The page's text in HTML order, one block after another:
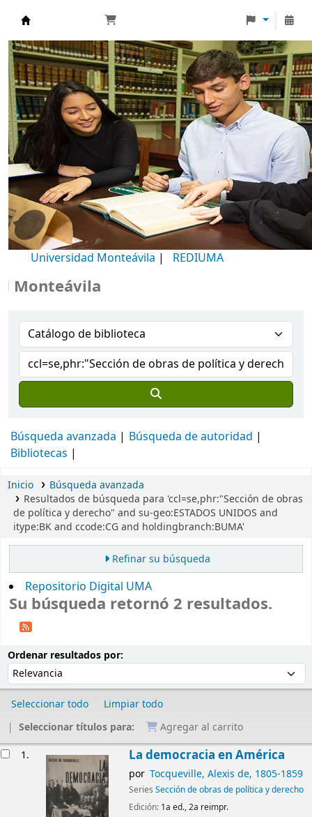
Biblioteca Universidad Monteávila
Universidad Monteávila | REDIUMA
Búsqueda avanzada
Búsqueda de autoridad
Bibliotecas
Inicio
Búsqueda avanzada
Resultados de búsqueda para 'ccl=se,phr:"Sección de obras
de política y derecho" and su-geo:ESTADOS UNIDOS and
itype:BK and ccode:CG and holdingbranch:BUMA'
Refinar su búsqueda
Repositorio Digital UMA
Su búsqueda retornó 2 resultados.
Ordenar resultados por:
Seleccionar todo
Limpiar todo
Seleccionar títulos para:
Agregar al carrito
1. La democracia en América
por Tocqueville, Alexis de, 1805-1859
Series Sección de obras de política y derecho
Edición: 1a ed., 2a reimpr.